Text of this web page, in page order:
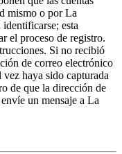
mismo o por La
esta
el proceso de registro.
Si no recibió
de correo electrónico
haya sido capturada
de que la dirección de
un mensaje a La